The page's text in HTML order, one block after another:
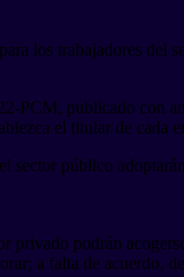
los trabajadores
PCM, publicado con
el titular de cada
sector público
privado podrán
a falta de acuerdo,